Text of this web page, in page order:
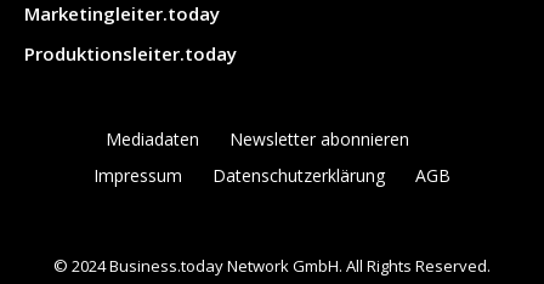
Marketingleiter.today
Produktionsleiter.today
Mediadaten
Newsletter abonnieren
Impressum
Datenschutzerklärung AGB
© 2024 Business.today Network GmbH. All Rights Reserved.